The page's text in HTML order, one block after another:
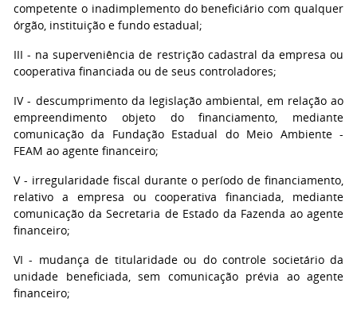
competente o inadimplemento do beneficiário com qualquer
órgão, instituição e fundo estadual;
III - na superveniência de restrição cadastral da empresa ou
cooperativa financiada ou de seus controladores;
IV - descumprimento da legislação ambiental, em relação ao
empreendimento objeto do financiamento, mediante
comunicação da Fundação Estadual do Meio Ambiente -
FEAM ao agente financeiro;
V - irregularidade fiscal durante o período de financiamento,
relativo a empresa ou cooperativa financiada, mediante
comunicação da Secretaria de Estado da Fazenda ao agente
financeiro;
VI - mudança de titularidade ou do controle societário da
unidade beneficiada, sem comunicação prévia ao agente
financeiro;